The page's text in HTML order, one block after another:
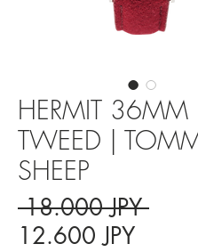
HERMIT 36MM
TWEED |
SHEEP
18.000 JPY Precio
12.600 JPYPrecio